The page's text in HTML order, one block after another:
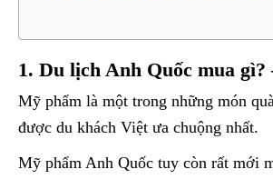
1. Du lịch Anh Quốc mua gì?
Mỹ phẩm là một trong những món
được du khách Việt ưa chuộng nhất.
Mỹ phẩm Anh Quốc tuy còn rất mới